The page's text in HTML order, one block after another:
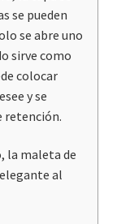
se pueden
se abre uno
sirve como
colocar
y se
retención.
la maleta de
al